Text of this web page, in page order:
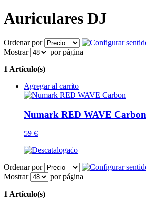
Auriculares DJ
Ordenar por
Mostrar
por página
1 Artículo(s)
Agregar al carrito
Numark RED WAVE Carbon
59 €
Ordenar por
Mostrar
por página
1 Artículo(s)